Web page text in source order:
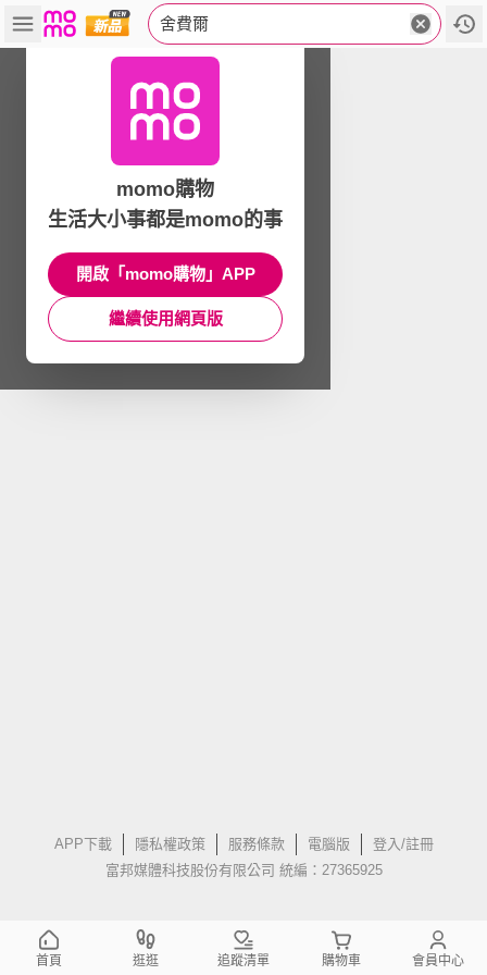
舍費爾
APP下載 隱私權政策 服務條款 電腦版
登入/註冊
富邦媒體科技股份有限公司 統編：27365925
momo購物
生活大小事都是momo的事
開啟「momo購物」APP
繼續使用網頁版
首頁 逛逛 追蹤清單 購物車 會員中心